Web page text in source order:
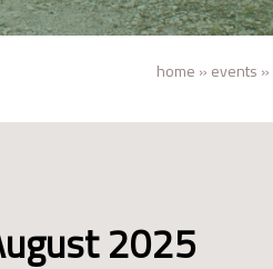
home » events »
2025